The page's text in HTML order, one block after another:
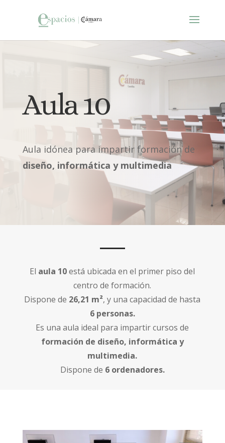
Aula 10
Aula idónea para impartir formación de
diseño, informática y multimedia
El aula 10está ubicada en el primer piso del
centro de formación.
Dispone de 26,21 m², y una capacidad de hasta
6 personas.
Es una aula ideal para impartir cursos de
formación de diseño, informática y
multimedia.
Dispone de 6 ordenadores.